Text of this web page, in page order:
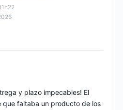
y plazo impecables! El
que faltaba un producto de los